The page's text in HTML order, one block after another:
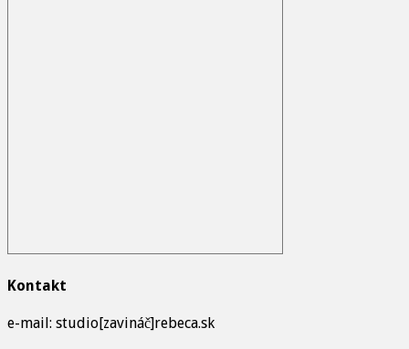
Kontakt
e-mail: studio[zavináč]rebeca.sk